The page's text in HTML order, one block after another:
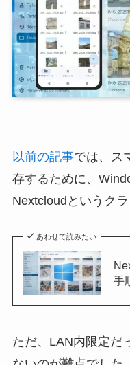
以前の記事では、ス
存するために、
Nextcloudというク
あわせて読みたい
手
ただ、LAN内限定だ